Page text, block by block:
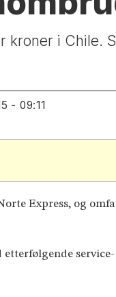
i Chile.
- 09:11
Express, og